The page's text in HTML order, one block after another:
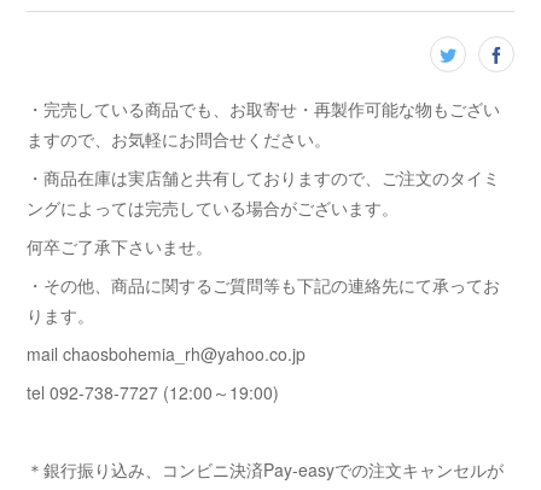
・完売している商品でも、お取寄せ・再製作可能な物もござい
ますので、お気軽にお問合せください。
・商品在庫は実店舗と共有しておりますので、ご注文のタイミ
ングによっては完売している場合がございます。
何卒ご了承下さいませ。
・その他、商品に関するご質問等も下記の連絡先にて承ってお
ります。
mail chaosbohemia_rh@yahoo.co.jp
tel 092-738-7727 (12:00～19:00)
＊銀行振り込み、コンビニ決済Pay-easyでの注文キャンセルが